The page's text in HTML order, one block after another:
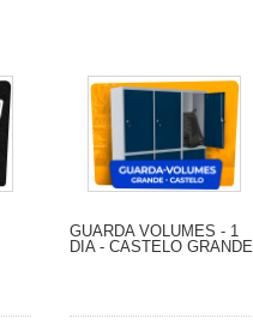
GUARDA VOLUMES - 1
DIA - CASTELO GRANDE